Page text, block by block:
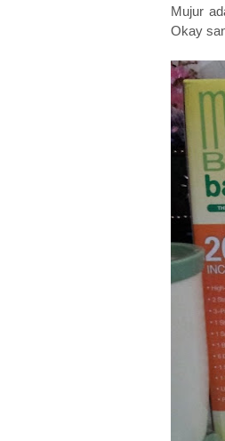
Mujur
Okay